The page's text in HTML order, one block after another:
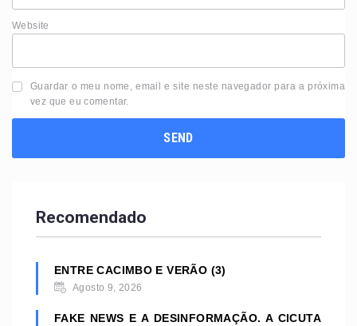
Website
Guardar o meu nome, email e site neste navegador para a próxima
vez que eu comentar.
Recomendado
ENTRE CACIMBO E VERÃO (3)
Agosto 9, 2026
FAKE NEWS E A DESINFORMAÇÃO. A CICUTA